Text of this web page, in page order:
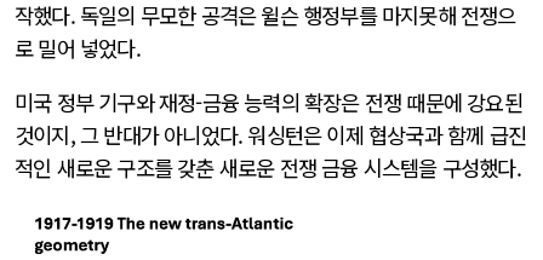
작했다. 독일의 무모한 공격은 윌슨 행정부를 마지못해 전쟁으
로 밀어 넣었다.
미국 정부 기구와 재정-금융 능력의 확장은 전쟁 때문에 강요된
것이지, 그 반대가 아니었다. 워싱턴은 이제 협상국과 함께 급진
적인 새로운 구조를 갖춘 새로운 전쟁 금융 시스템을 구성했다.